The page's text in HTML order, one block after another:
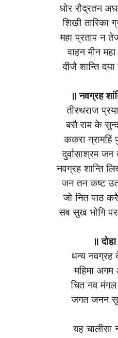
घोर रौद्रतन
शिखी तारिका
महा प्रताप न
वाहन मीन
दीजै शान्ति
॥ नवग्रह
तीरथराज
बसै राम के
ककरा ग्रामहिं
दुर्वासाश्रम जन
नवग्रह शान्ति
जन तन कष्ट
जो नित पाठ
सब सुख भोगि
॥
धन्य नवग्रह
महिमा अगम
चित नव मंगल
जगत जनन
यह चालीसा